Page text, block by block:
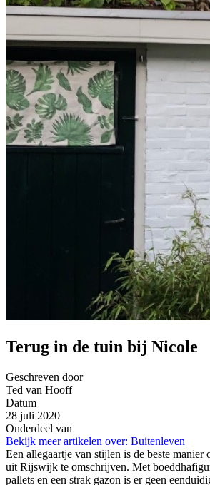
Terug in de tuin bij Nicole
Geschreven door
Ted van Hooff
Datum
28 juli 2020
Onderdeel van
Bekijk meer artikelen over: Buitenleven
Een allegaartje van stijlen is de beste
uit Rijswijk te omschrijven. Met
pallets en een strak gazon is er geen